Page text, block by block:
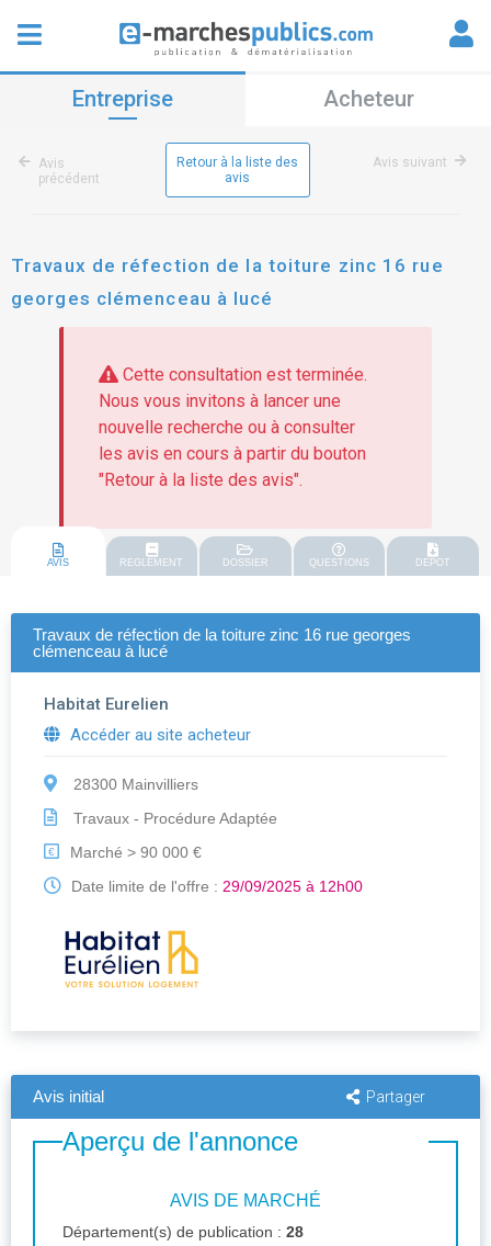
Entreprise Acheteur
Avis
précédent
Retour à la liste des
avis
Avis suivant
Travaux de réfection de la toiture zinc 16 rue
georges clémenceau à lucé
Cette consultation est terminée.
Nous vous invitons à lancer une
nouvelle recherche ou à consulter
les avis en cours à partir du bouton
"Retour à la liste des avis".
AVIS REGLEMENT DOSSIER QUESTIONS DEPOT
Travaux de réfection de la toiture zinc 16 rue georges
clémenceau à lucé
Habitat Eurelien
Accéder au site acheteur
28300 Mainvilliers
Travaux - Procédure Adaptée
€
Marché > 90 000 €
Date limite de l'offre : 29/09/2025 à 12h00
Avis initial Partager
Aperçu de l'annonce
AVIS DE MARCHÉ
Département(s) de publication : 28